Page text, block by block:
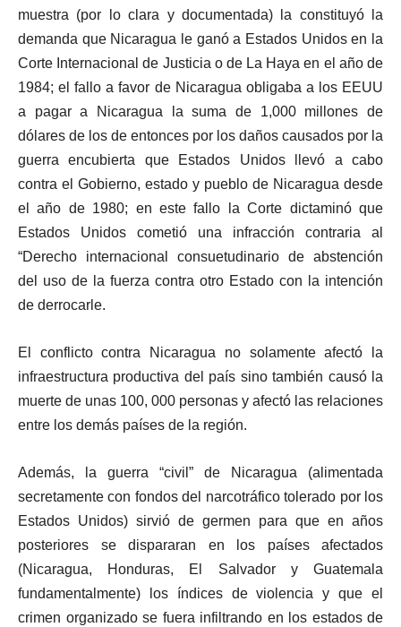
muestra (por lo clara y documentada) la constituyó la
demanda que Nicaragua le ganó a Estados Unidos en la
Corte Internacional de Justicia o de La Haya en el año de
1984; el fallo a favor de Nicaragua obligaba a los EEUU
a pagar a Nicaragua la suma de 1,000 millones de
dólares de los de entonces por los daños causados por la
guerra encubierta que Estados Unidos llevó a cabo
contra el Gobierno, estado y pueblo de Nicaragua desde
el año de 1980; en este fallo la Corte dictaminó que
Estados Unidos cometió una infracción contraria al
“Derecho internacional consuetudinario de abstención
del uso de la fuerza contra otro Estado con la intención
de derrocarle.
El conflicto contra Nicaragua no solamente afectó la
infraestructura productiva del país sino también causó la
muerte de unas 100, 000 personas y afectó las relaciones
entre los demás países de la región.
Además, la guerra “civil” de Nicaragua (alimentada
secretamente con fondos del narcotráfico tolerado por los
Estados Unidos) sirvió de germen para que en años
posteriores se dispararan en los países afectados
(Nicaragua, Honduras, El Salvador y Guatemala
fundamentalmente) los índices de violencia y que el
crimen organizado se fuera infiltrando en los estados de